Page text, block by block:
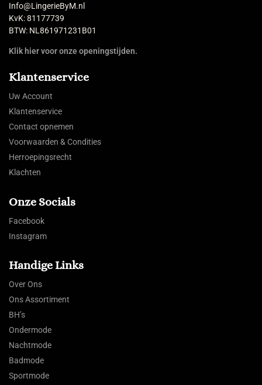
Info@LingerieByM.nl
KvK: 81177739
BTW: NL861971231B01
Klik hier voor onze openingstijden.
Klantenservice
Uw Account
Klantenservice
Contact opnemen
Voorwaarden & Condities
Herroepingsrecht
Klachten
Onze Socials
Facebook
Instagram
Handige Links
Over Ons
Ons Assortiment
BH’s
Ondermode
Nachtmode
Badmode
Sportmode